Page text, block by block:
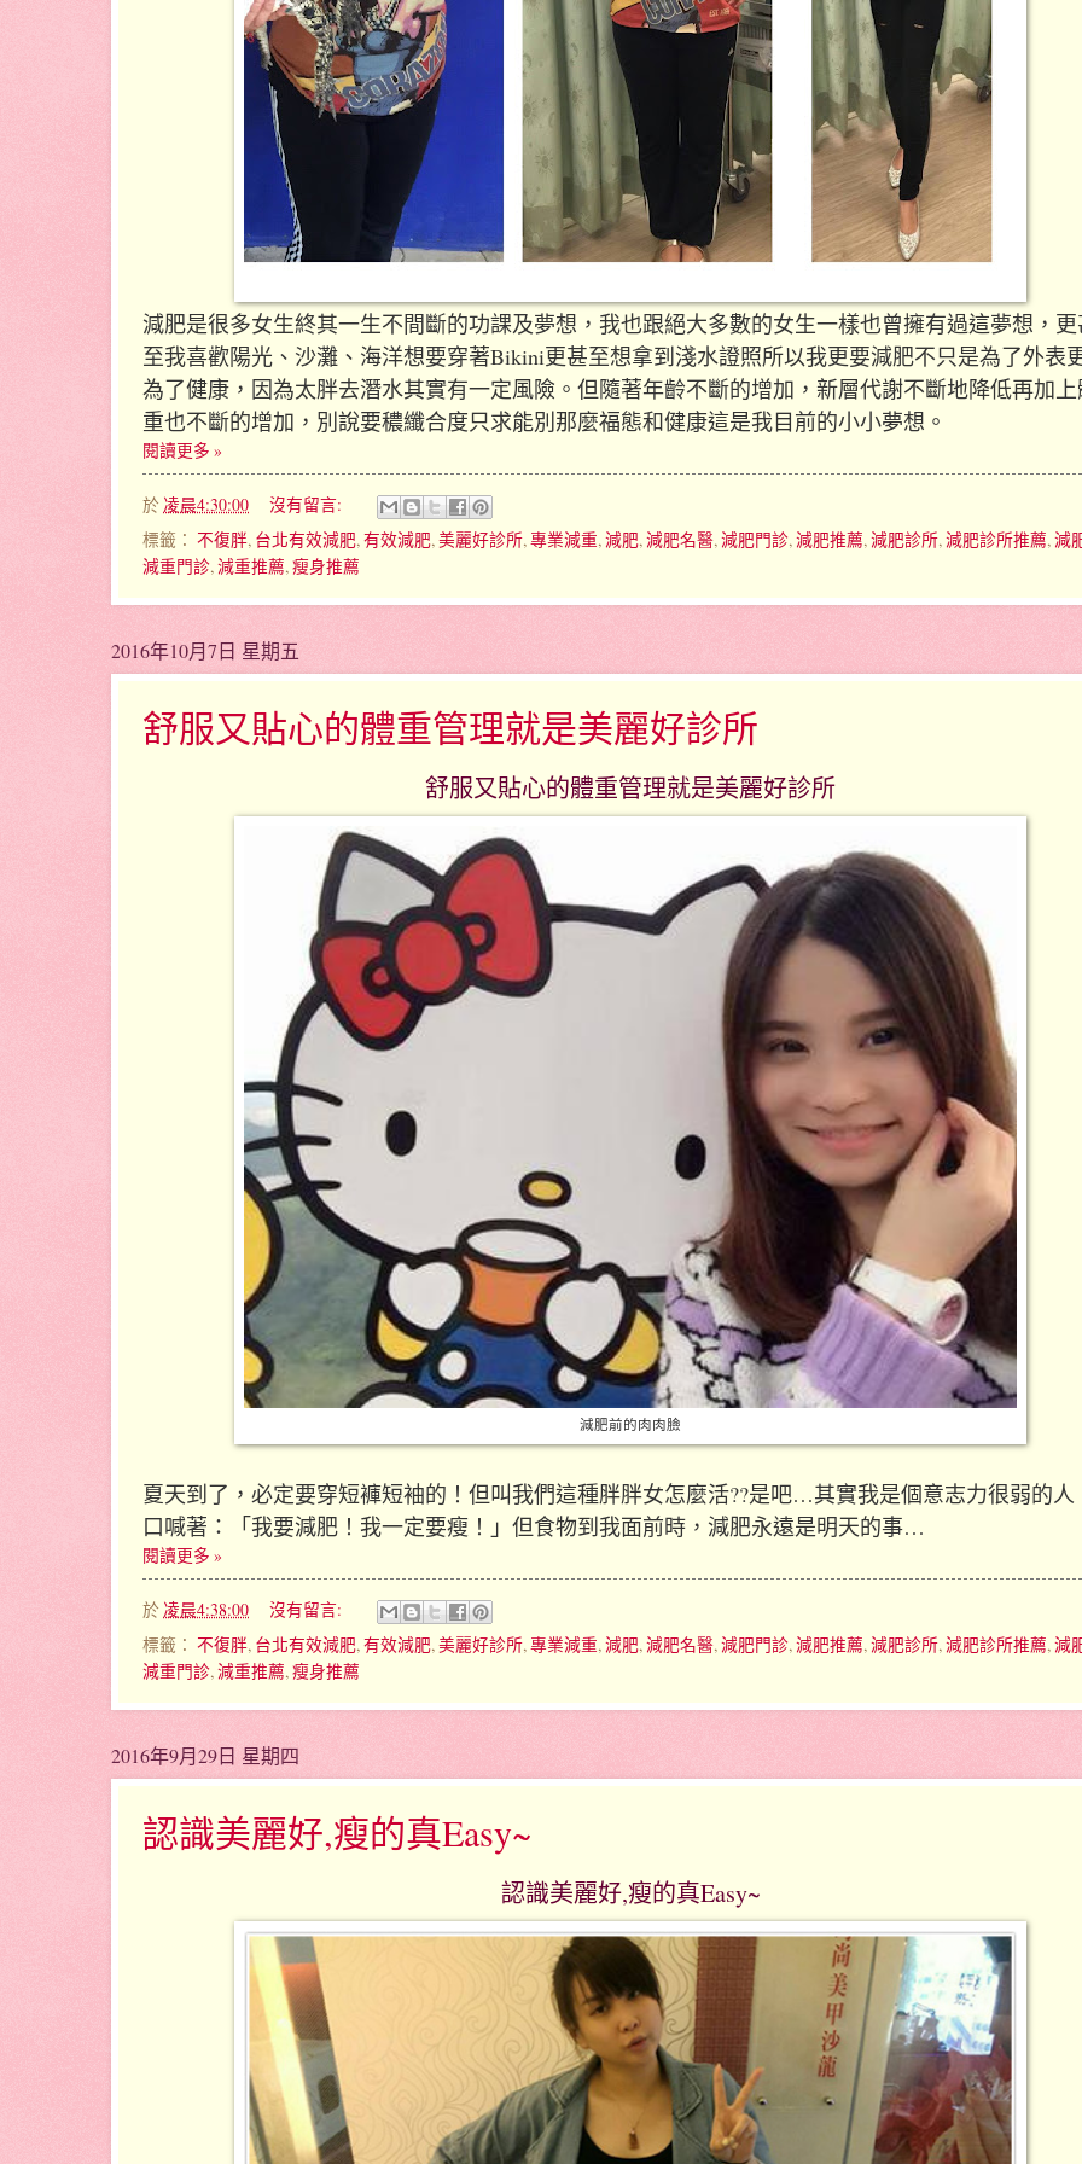
減肥是很多女生終其一生不間斷的功課及夢想，我也跟絕大多數的女生一樣也曾擁有過這夢想，
至我喜歡陽光、沙灘、海洋想要穿著Bikini更甚至想拿到淺水證照所以我更要減肥不只是為了外表
為了健康，因為太胖去潛水其實有一定風險。但隨著年齡不斷的增加，新層代謝不斷地降低再加
重也不斷的增加，別說要穠纖合度只求能別那麼福態和健康這是我目前的小小夢想。
閱讀更多 »
於 凌晨4:30:00
沒有留言:
標籤： 不復胖, 台北有效減肥,有效減肥,美麗好診所,專業減重,減肥,減肥名醫,減肥門診,減肥推薦,減肥診所,減肥診所推薦,減
減重門診,減重推薦,瘦身推薦
2016年10月7日 星期五
舒服又貼心的體重管理就是美麗好診所
舒服又貼心的體重管理就是美麗好診所
減肥前的肉肉臉
夏天到了，必定要穿短褲短袖的！但叫我們這種胖胖女怎麼活??是吧…其實我是個意志力很弱的人
口喊著：「我要減肥！我一定要瘦！」但食物到我面前時，減肥永遠是明天的事…
閱讀更多 »
於 凌晨4:38:00
沒有留言:
標籤： 不復胖, 台北有效減肥,有效減肥,美麗好診所,專業減重,減肥,減肥名醫,減肥門診,減肥推薦,減肥診所,減肥診所推薦,減
減重門診,減重推薦,瘦身推薦
2016年9月29日 星期四
認識美麗好,瘦的真Easy~
認識美麗好,瘦的真Easy~